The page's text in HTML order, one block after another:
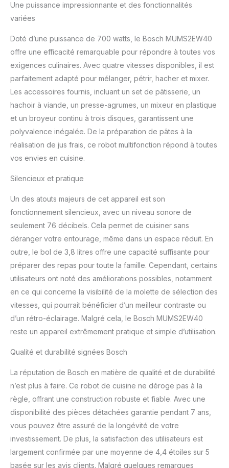
pour de très grandes
qualité de 3,8 l avec
couvercle. Ce robot de
cuisine professionnel
vous permettra de
préparer sans problème
jusqu'à 1,7 kg de pâte à
pain et 2,4 kg de pâte à
gâteau. Mélange
planétaire 3D de haute
performance : Obtenir un
mélange homogène des
trois directions pour que
le mélange soit bien pris
sur les côtés, au fond et
au centre du bol. Facile à
utiliser : Grâce à sa taille
compacte et à sa
conception
ergonomique, cet
appareil de cuisine
petite cuisine. Avec 4
réglages de vitesse
individuels, la série 2 de
toutes vos tâches.
Comprend un set de
pâtisserie universel avec
fouets, fouet et crochet
large gamme
d'utilisations. Préparez
facilement des mélanges
de meringue, de gâteaux
Une puissance impressionnante et des fonctionnalités
variées
Doté d’une puissance de 700 watts, le Bosch MUMS2EW40
offre une efficacité remarquable pour répondre à toutes vos
exigences culinaires. Avec quatre vitesses disponibles, il est
parfaitement adapté pour mélanger, pétrir, hacher et mixer.
Les accessoires fournis, incluant un set de pâtisserie, un
hachoir à viande, un presse-agrumes, un mixeur en plastique
et un broyeur continu à trois disques, garantissent une
polyvalence inégalée. De la préparation de pâtes à la
réalisation de jus frais, ce robot multifonction répond à toutes
vos envies en cuisine.
Silencieux et pratique
Un des atouts majeurs de cet appareil est son
fonctionnement silencieux, avec un niveau sonore de
seulement 76 décibels. Cela permet de cuisiner sans
déranger votre entourage, même dans un espace réduit. En
outre, le bol de 3,8 litres offre une capacité suffisante pour
préparer des repas pour toute la famille. Cependant, certains
utilisateurs ont noté des améliorations possibles, notamment
en ce qui concerne la visibilité de la molette de sélection des
vitesses, qui pourrait bénéficier d’un meilleur contraste ou
d’un rétro-éclairage. Malgré cela, le Bosch MUMS2EW40
reste un appareil extrêmement pratique et simple d’utilisation.
Qualité et durabilité signées Bosch
La réputation de Bosch en matière de qualité et de durabilité
n’est plus à faire. Ce robot de cuisine ne déroge pas à la
règle, offrant une construction robuste et fiable. Avec une
disponibilité des pièces détachées garantie pendant 7 ans,
vous pouvez être assuré de la longévité de votre
investissement. De plus, la satisfaction des utilisateurs est
largement confirmée par une moyenne de 4,4 étoiles sur 5
basée sur les avis clients. Malgré quelques remarques